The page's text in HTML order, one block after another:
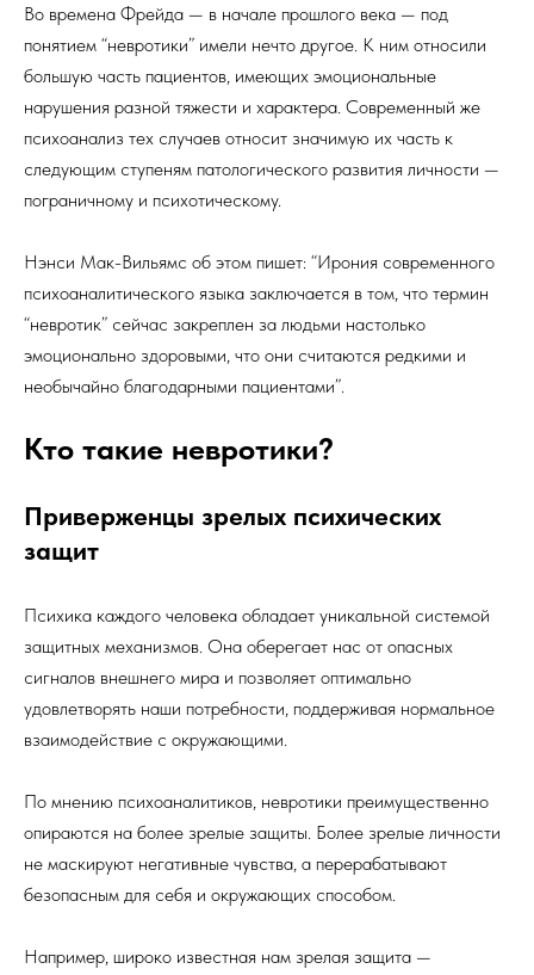
Во времена Фрейда — в начале прошлого века — под
понятием “невротики” имели нечто другое. К ним относили
большую часть пациентов, имеющих эмоциональные
нарушения разной тяжести и характера. Современный же
психоанализ тех случаев относит значимую их часть к
следующим ступеням патологического развития личности —
пограничному и психотическому.
Нэнси Мак-Вильямс об этом пишет: “Ирония современного
психоаналитического языка заключается в том, что термин
“невротик” сейчас закреплен за людьми настолько
эмоционально здоровыми, что они считаются редкими и
необычайно благодарными пациентами”.
Кто такие невротики?
Приверженцы зрелых психических
защит
Психика каждого человека обладает уникальной системой
защитных механизмов. Она оберегает нас от опасных
сигналов внешнего мира и позволяет оптимально
удовлетворять наши потребности, поддерживая нормальное
взаимодействие с окружающими.
По мнению психоаналитиков, невротики преимущественно
опираются на более зрелые защиты. Более зрелые личности
не маскируют негативные чувства, а перерабатывают
безопасным для себя и окружающих способом.
Например, широко известная нам зрелая защита —